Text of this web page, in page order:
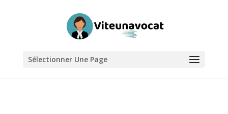
Sélectionner Une Page